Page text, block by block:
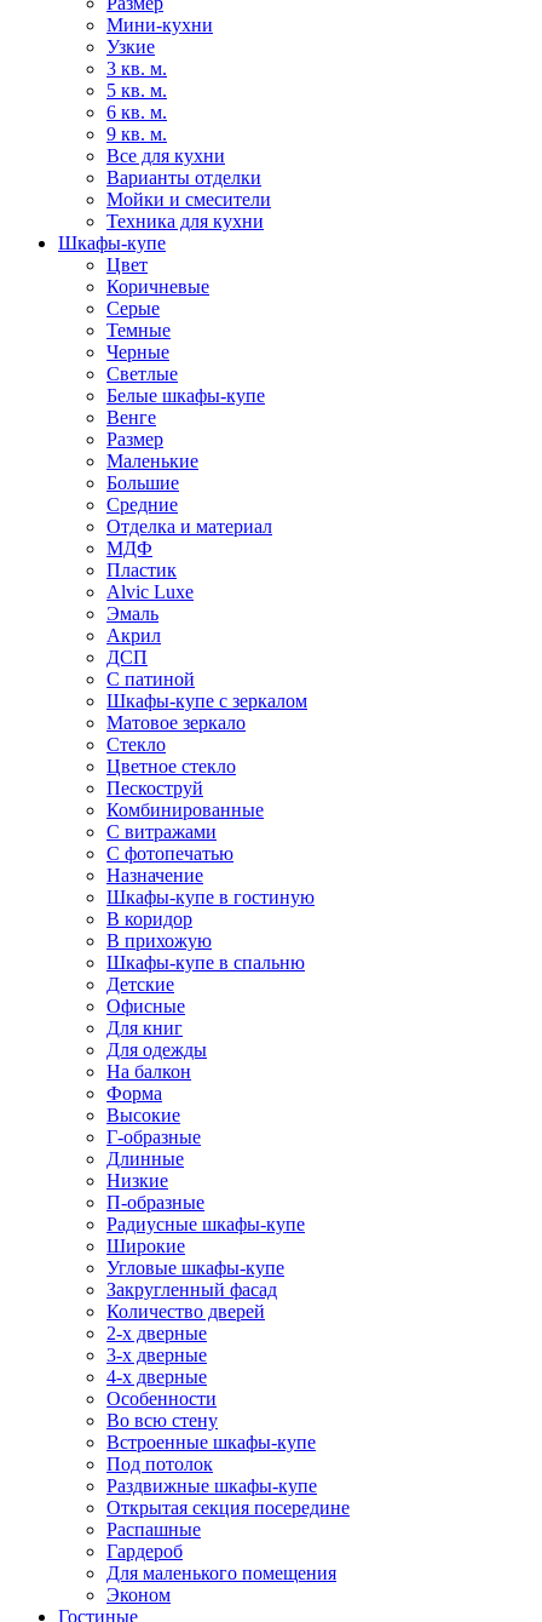
Мини-кухни
Узкие
3 кв. м.
5 кв. м.
6 кв. м.
9 кв. м.
Все для кухни
Варианты отделки
Мойки и смесители
Техника для кухни
Шкафы-купе
Цвет
Коричневые
Серые
Темные
Черные
Светлые
Белые шкафы-купе
Венге
Размер
Маленькие
Большие
Средние
Отделка и материал
МДФ
Пластик
Alvic Luxe
Эмаль
Акрил
ДСП
С патиной
Шкафы-купе с зеркалом
Матовое зеркало
Стекло
Цветное стекло
Пескоструй
Комбинированные
С витражами
С фотопечатью
Назначение
Шкафы-купе в гостиную
В коридор
В прихожую
Шкафы-купе в спальню
Детские
Офисные
Для книг
Для одежды
На балкон
Форма
Высокие
Г-образные
Длинные
Низкие
П-образные
Радиусные шкафы-купе
Широкие
Угловые шкафы-купе
Закругленный фасад
Количество дверей
2-х дверные
3-х дверные
4-х дверные
Особенности
Во всю стену
Встроенные шкафы-купе
Под потолок
Раздвижные шкафы-купе
Открытая секция посередине
Распашные
Гардероб
Для маленького помещения
Эконом
Гостиные